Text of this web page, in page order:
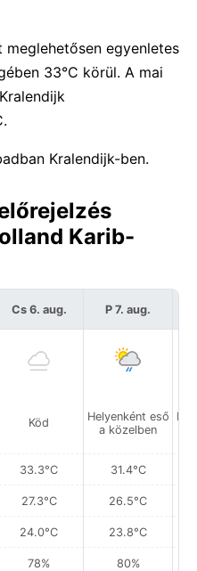
meglehetősen egyenletes
33°C körül. A mai
Kralendijk-ben.
Karib-
Cs 6. aug.
Köd
33.3°C
27.3°C
24.0°C
78%
P 7. aug.
Helyenként eső
a közelben
31.4°C
26.5°C
23.8°C
80%